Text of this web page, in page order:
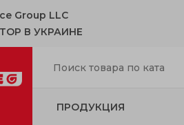
Group LLC
В УКРАИНЕ
ПРОДУКЦИЯ